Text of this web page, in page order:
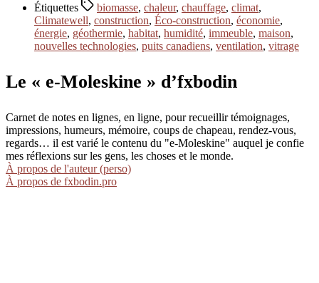
Étiquettes biomasse, chaleur, chauffage, climat,
Climatewell, construction, Éco-construction, économie,
énergie, géothermie, habitat, humidité, immeuble, maison,
nouvelles technologies, puits canadiens, ventilation, vitrage
Le « e-Moleskine » d’fxbodin
Carnet de notes en lignes, en ligne, pour recueillir témoignages,
impressions, humeurs, mémoire, coups de chapeau, rendez-vous,
regards… il est varié le contenu du "e-Moleskine" auquel je confie
mes réflexions sur les gens, les choses et le monde.
À propos de l'auteur (perso)
À propos de fxbodin.pro